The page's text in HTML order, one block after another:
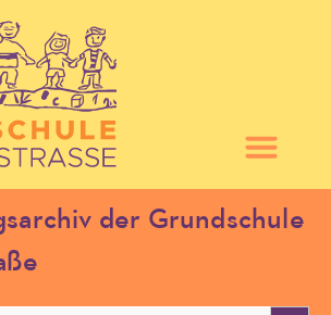
der Grundschule
Search